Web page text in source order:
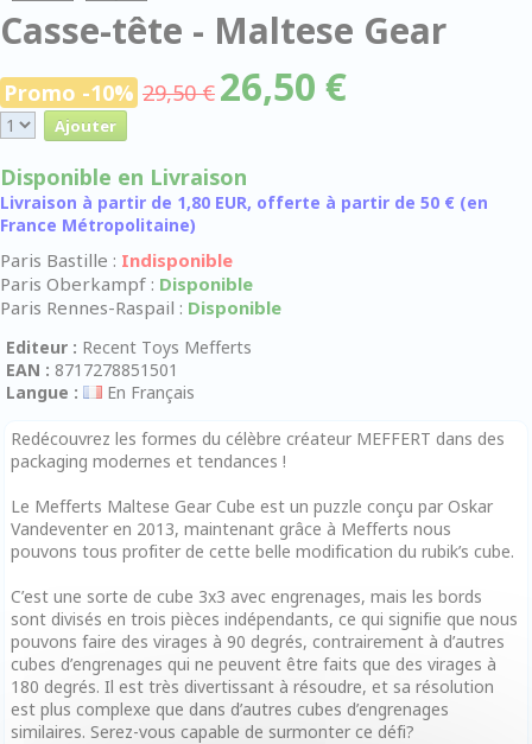
Casse-tête - Maltese Gear
Promo -10% 29,50 € 26,50 €
Disponible en Livraison
Livraison à partir de 1,80 EUR, offerte à partir de 50 € (en
France Métropolitaine)
Paris Bastille : Indisponible
Paris Oberkampf : Disponible
Paris Rennes-Raspail : Disponible
Editeur : Recent Toys Mefferts
EAN : 8717278851501
Langue :
En Français
Redécouvrez les formes du célèbre créateur MEFFERT dans des
packaging modernes et tendances !
Le Mefferts Maltese Gear Cube est un puzzle conçu par Oskar
Vandeventer en 2013, maintenant grâce à Mefferts nous
pouvons tous profiter de cette belle modification du rubik’s cube.
C’est une sorte de cube 3x3 avec engrenages, mais les bords
sont divisés en trois pièces indépendants, ce qui signifie que nous
pouvons faire des virages à 90 degrés, contrairement à d’autres
cubes d’engrenages qui ne peuvent être faits que des virages à
180 degrés. Il est très divertissant à résoudre, et sa résolution
est plus complexe que dans d’autres cubes d’engrenages
similaires. Serez-vous capable de surmonter ce défi?